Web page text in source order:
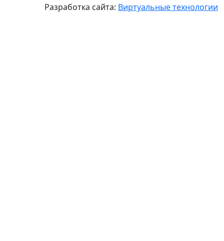
Разработка сайта: Виртуальные технологии